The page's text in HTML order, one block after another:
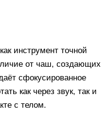
инструмент точной
от чаш, создающих
сфокусированное
как через звук, так и
с телом.